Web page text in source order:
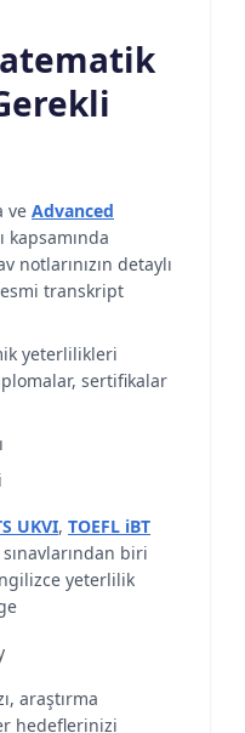
ve Advanced
kapsamında
notlarınızın detaylı
transkript
yeterlilikleri
sertifikalar
UKVI, TOEFL iBT
biri
yeterlilik
araştırma
hedeflerinizi